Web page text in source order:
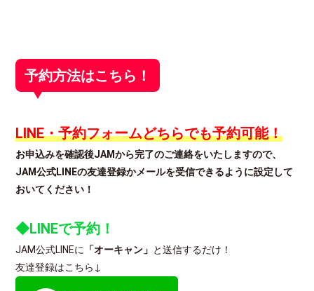
予約方法はこちら！
LINE・予約フォームどちらでも予約可能！
お申込みを確認後JAMから完了のご連絡をいたしますので、
JAM公式LINEの友達登録かメールを受信できるように設定して
おいてください！
◆LINEで予約！
JAM公式LINEに 「オーキャン」 と送信するだけ！
友達登録はこちら↓